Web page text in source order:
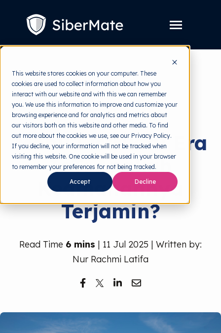
This website stores cookies on your computer. These
cookies are used to collect information about how you
interact with our website and with this we can remember
you. We use this information to improve and customize your
browsing experience and for analytics and metrics about
our visitors both on this website and other media. To find
out more about the cookies we use, see our Privacy Policy.
If you decline, your information will not be tracked when
visiting this website. One cookie will be used in your browser
to remember your preferences for not being tracked.
Accept Decline
Toggle
Layanan
children
for
Layanan
Harga
Resources Toggle
children
for
Resources
Tools Gratis Toggle
children
for
Tools
Tentang
Coba Gratis
back to HRMI
Cyber Threats
Mobil Listrik di Era
IoT: Apakah
Keamanannya
Terjamin?
Read Time 6 mins | 11 Jul 2025 | Written by:
Nur Rachmi Latifa